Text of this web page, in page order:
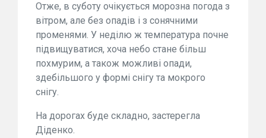
Отже, в суботу очікується морозна погода з
вітром, але без опадів і з сонячними
променями. У неділю ж температура почне
підвищуватися, хоча небо стане більш
похмурим, а також можливі опади,
здебільшого у формі снігу та мокрого
снігу.
На дорогах буде складно, застерегла
Діденко.